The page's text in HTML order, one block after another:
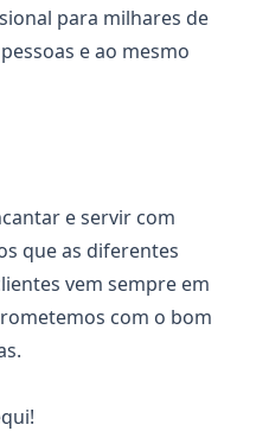
para milhares de
e ao mesmo
e servir com
que as diferentes
vem sempre em
com o bom